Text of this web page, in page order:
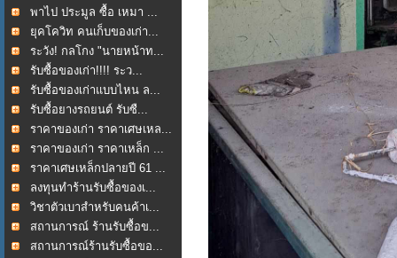
พาไป ประมูล ซื้อ เหมา ...
ยุคโควิท คนเก็บของเก่า...
ระวัง! กลโกง "นายหน้าท...
รับซื้อของเก่า!!!! ระว...
รับซื้อของเก่าแบบไหน ล...
รับซื้อยางรถยนต์ รับซื...
ราคาของเก่า ราคาเศษเหล...
ราคาของเก่า ราคาเหล็ก ...
ราคาเศษเหล็กปลายปี 61 ...
ลงทุนทำร้านรับซื้อของเ...
วิชาตัวเบาสำหรับคนค้าเ...
สถานการณ์ ร้านรับซื้อข...
สถานการณ์ร้านรับซื้อขอ...